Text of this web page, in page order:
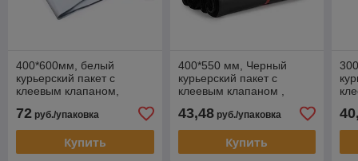
400*600мм, белый
курьерский пакет с
клеевым клапаном,
72 руб./упаковка
Купить
400*550 мм, Черный
курьерский пакет с
клеевым клапаном ,
43,48руб./упаковка
Купить